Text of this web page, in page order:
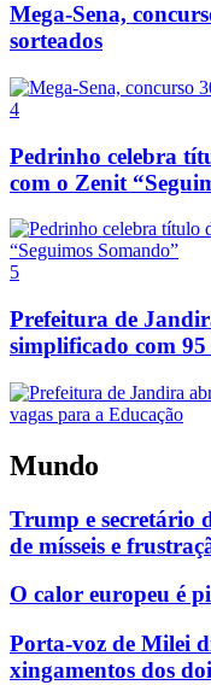
Mega-Sena,
sorteados
4
Pedrinho celebra
com o Zenit
5
Prefeitura de
simplificado com
Mundo
Trump e secretário
de mísseis e
O calor europeu é
Porta-voz de Milei
xingamentos dos